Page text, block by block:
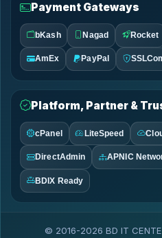
Payment Gateways
bKash Nagad Rocket
AmEx PayPal
Platform, Partner &
cPanel LiteSpeed
DirectAdmin APNIC
BDIX Ready
© 2016-2026 BD IT